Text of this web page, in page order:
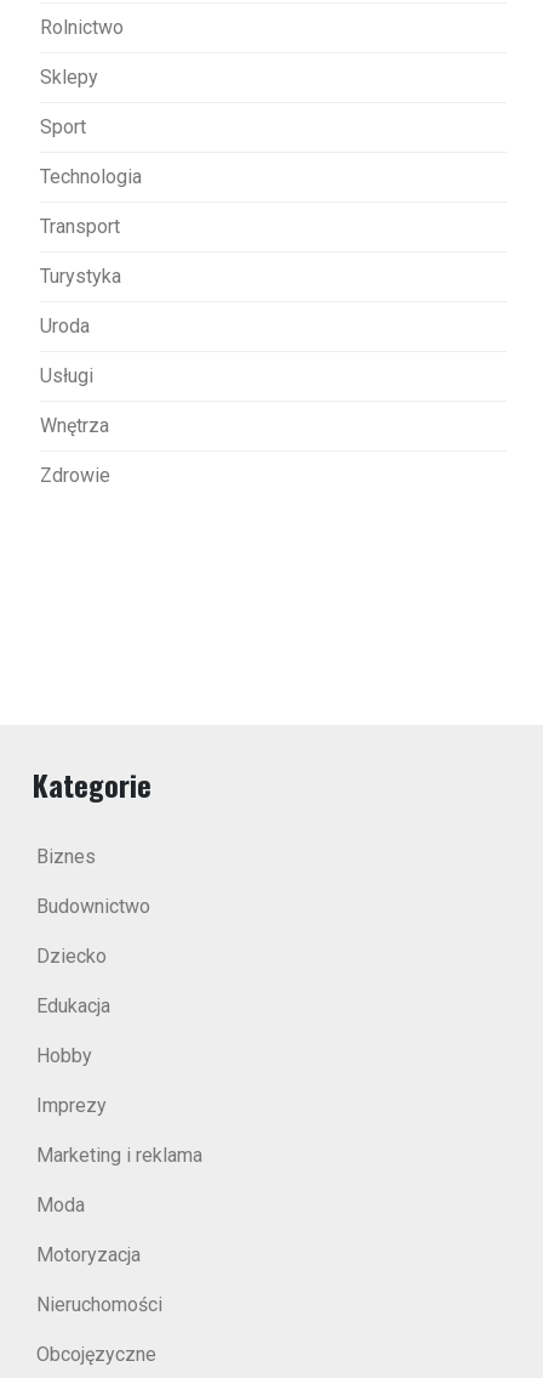
Rolnictwo
Sklepy
Sport
Technologia
Transport
Turystyka
Uroda
Usługi
Wnętrza
Zdrowie
Kategorie
Biznes
Budownictwo
Dziecko
Edukacja
Hobby
Imprezy
Marketing i reklama
Moda
Motoryzacja
Nieruchomości
Obcojęzyczne